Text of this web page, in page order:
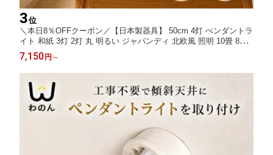
3位
＼本日8％OFFクーポン／【日本製器具】 50cm 4灯 ぺンダントラ
イト 和紙 3灯 2灯 丸 明るい ジャパンディ 北欧風 照明 10畳 8畳
6畳 和室インテリア リビング照明 間接照明 和室 和風 照明器具
和モダン 天井照明 和風照明 ランプ 民泊照明 ゲストハウス
7,150円 ～